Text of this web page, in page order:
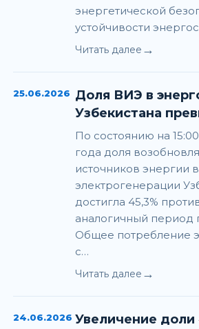
энергетической
устойчивости
Читать далее →
25.06.2026 Доля ВИЭ в
Узбекистана
По состоянию на
года доля
источников энергии
электрогенерации
достигла 45,3%
аналогичный период
Общее потребление
с…
Читать далее →
24.06.2026 Увеличение доли